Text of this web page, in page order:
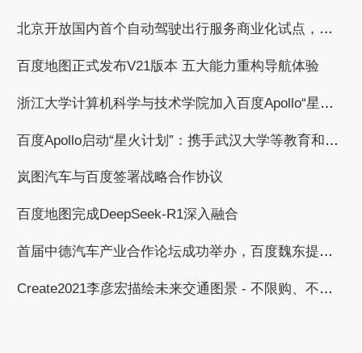
北京开放国内首个自动驾驶出行服务商业化试点，百度获自动驾驶商业化收费试点许可
百度地图正式发布V21版本 五大能力重构导航体验
浙江大学计算机科学与技术学院加入百度Apollo“星火计划”，共建自动驾驶繁荣生态
百度Apollo启动“星火计划”：携手武汉大学等教育和科研机构，共建自动驾驶产学研用繁荣生态
岚图汽车与百度签署战略合作协议
百度地图完成DeepSeek-R1深入融合
首届中德汽车产业合作论坛成功举办，百度魏东提出与德国汽车工业合作的三个倡议
Create2021李彦宏描绘未来交通图景 - 不限购、不限行、无拥堵